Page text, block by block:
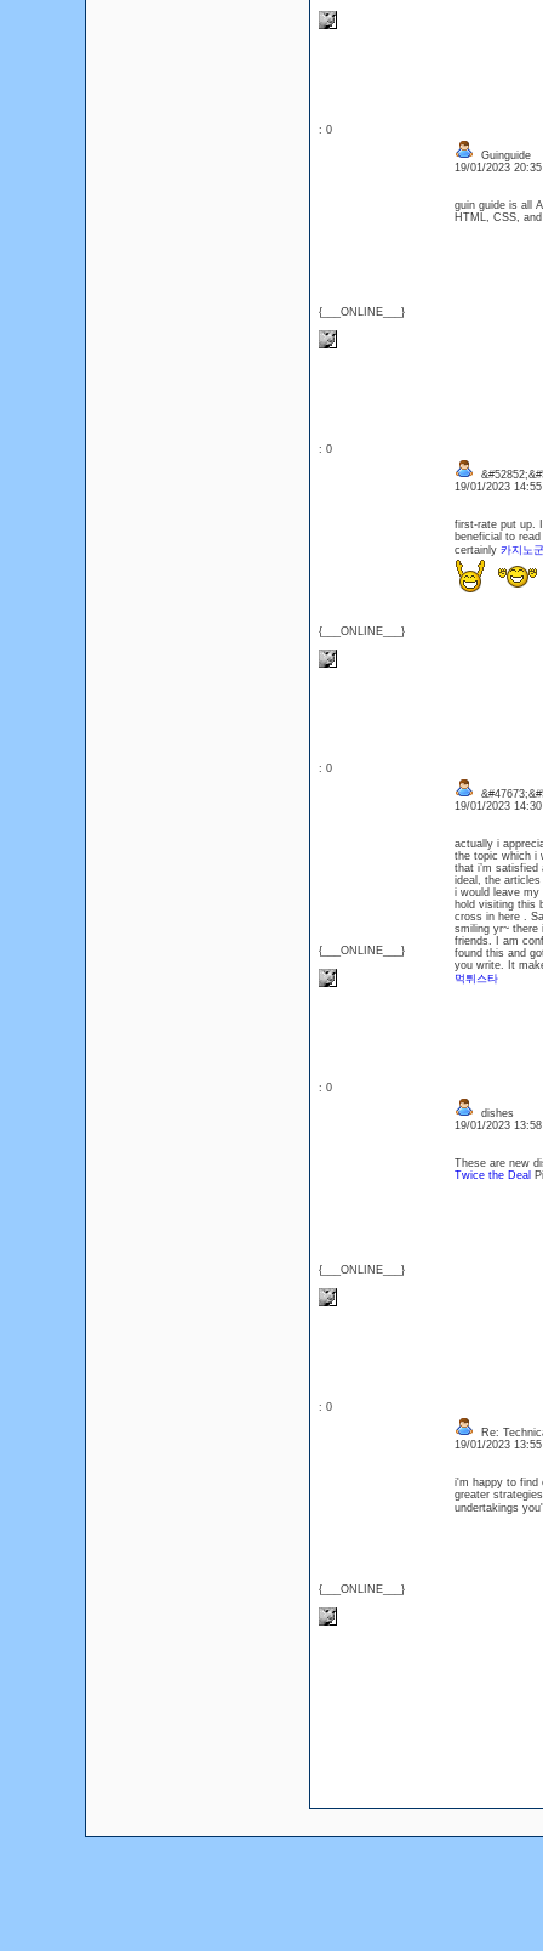
: 0
{___ONLINE___}
Guinguide
19/01/2023
guin guide is all
HTML, CSS,
: 0
{___ONLINE___}
19/01/2023
first-rate put up.
beneficial to
certainly 카지노
: 0
{___ONLINE___}
19/01/2023
actually i
the topic which i
that i’m
ideal, the
i would leave
hold visiting this
cross in here .
smiling yr~ there
friends. I am
found this and
you write. It
먹튀스타
: 0
{___ONLINE___}
dishes
19/01/2023
These are new
Twice the Deal
: 0
{___ONLINE___}
Re:
19/01/2023
i'm happy to find
greater
undertakings